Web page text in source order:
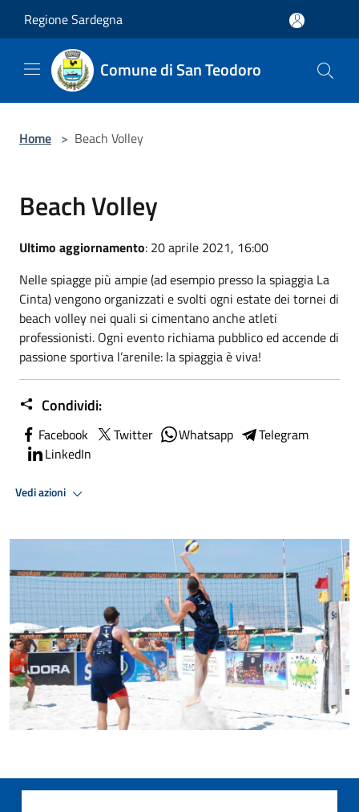
Regione Sardegna
Comune di San Teodoro
Home > Beach Volley
Beach Volley
Ultimo aggiornamento: 20 aprile 2021, 16:00
Nelle spiagge più ampie (ad esempio presso la spiaggia La
Cinta) vengono organizzati e svolti ogni estate dei tornei di
beach volley nei quali si cimentano anche atleti
professionisti. Ogni evento richiama pubblico ed accende di
passione sportiva l’arenile: la spiaggia è viva!
Condividi:
Facebook Twitter Whatsapp
Telegram
LinkedIn
Vedi azioni